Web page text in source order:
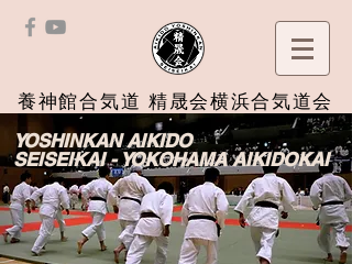
養神館合気道 精晟会横浜合気道会
YOSHINKAN AIKIDO
SEISEIKAI - YOKOHAMA AIKIDOKAI